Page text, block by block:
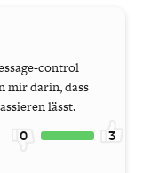
control
mir darin, dass
lässt.
0 3